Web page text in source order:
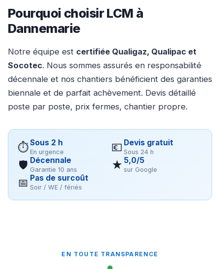
Pourquoi choisir LCM à
Dannemarie
Notre équipe est certifiée Qualigaz, Qualipac et
Socotec. Nous sommes assurés en responsabilité
décennale et nos chantiers bénéficient des garanties
biennale et de parfait achèvement. Devis détaillé
poste par poste, prix fermes, chantier propre.
⏱Sous 2 h
En urgence 💶 Devis gratuit
Sous 24 h
🛡 Décennale
Garantie 10 ans ★ 5,0/5
sur Google
📅 Pas de surcoût
Soir / WE / fériés
EN TOUTE TRANSPARENCE